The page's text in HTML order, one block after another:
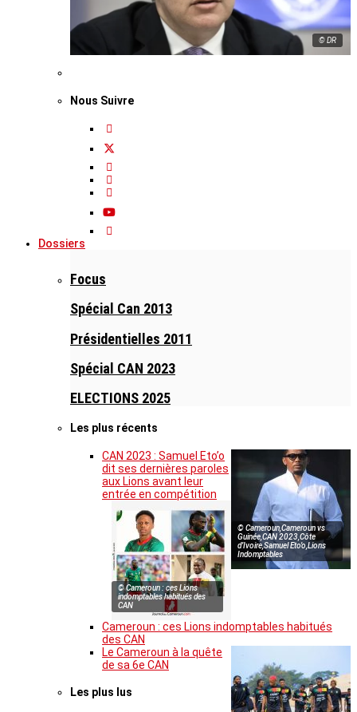
© DR
Nous Suivre
Dossiers
Focus
Spécial Can 2013
Présidentielles 2011
Spécial CAN 2023
ELECTIONS 2025
Les plus récents
© Cameroun,Cameroun vs
Guinée,CAN 2023,Côte
d’Ivoire,Samuel Eto’o,Lions
Indomptables
CAN 2023 : Samuel Eto’o
dit ses dernières paroles
aux Lions avant leur
entrée en compétition
© Cameroun : ces Lions
indomptables habitués des
CAN
Cameroun : ces Lions indomptables habitués
des CAN
Le Cameroun à la quête
de sa 6e CAN
Les plus lus